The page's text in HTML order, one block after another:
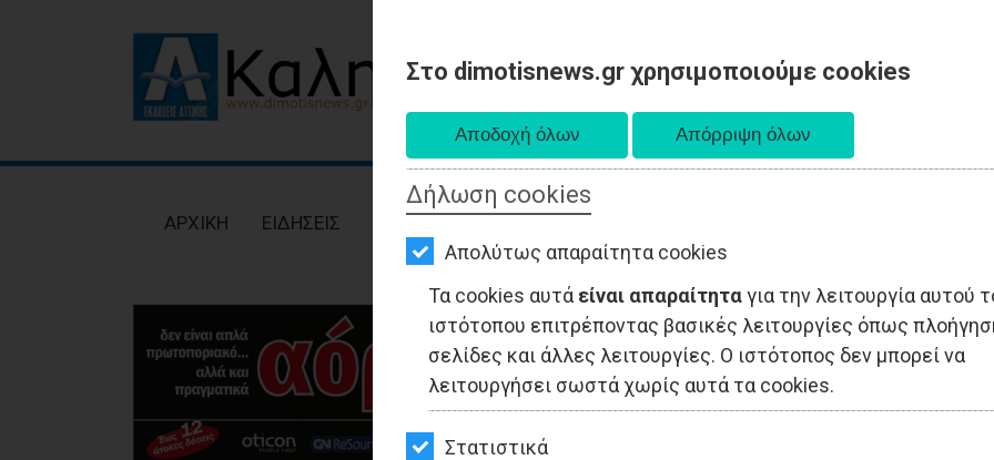
Στο dimotisnews.gr χρησιμοποιούμε cookies
Δήλωση cookies
Απολύτως απαραίτητα cookies
Τα cookies αυτά είναι απαραίτηταγια την λειτουργία αυτού
ιστότοπου επιτρέποντας βασικές λειτουργίες όπως
σελίδες και άλλες λειτουργίες. Ο ιστότοπος δεν μπορεί να
λειτουργήσει σωστά χωρίς αυτά τα cookies.
Στατιστικά
ΕΙΔΗΣΕΙΣ
ΟΙΚΟΝΟΜΙΑ
ΑΘΛΗΤΙΣΜΟΣ
ΠΟΛΙΤΙΣΜΟΣ
AΡΧΙΚΗ ΕΙΔΗΣΕΙΣ